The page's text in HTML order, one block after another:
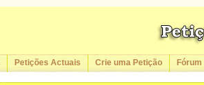
Petições Actuais Crie uma Petição Fórum